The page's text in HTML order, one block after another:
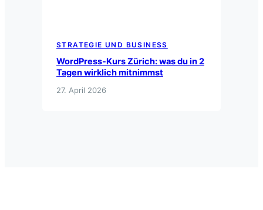
STRATEGIE UND BUSINESS
WordPress-Kurs Zürich: was du in 2
Tagen wirklich mitnimmst
27. April 2026